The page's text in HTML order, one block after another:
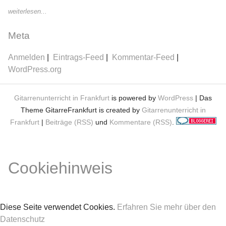
weiterlesen...
Meta
Anmelden Eintrags-Feed
Kommentar-Feed
WordPress.org
Gitarrenunterricht in Frankfurt is powered by WordPress | Das
Theme GitarreFrankfurt is created by Gitarrenunterricht in
Frankfurt| Beiträge (RSS) und Kommentare (RSS)
Cookiehinweis
Diese Seite verwendet Cookies. Erfahren Sie mehr über den
Datenschutz